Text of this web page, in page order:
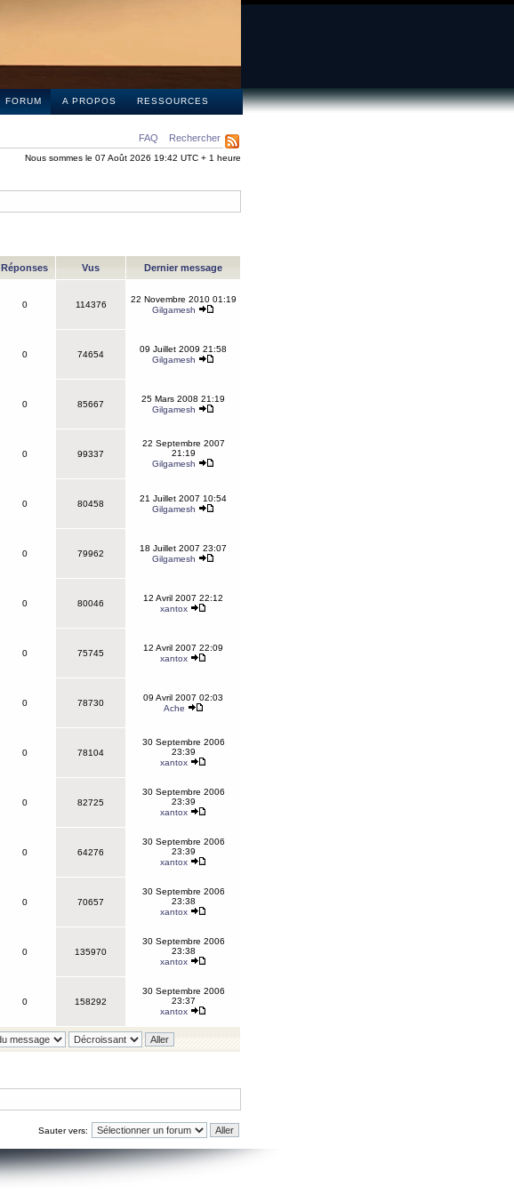
FORUM A PROPOS RESSOURCES
FAQ Rechercher
Nous sommes le 07 Août 2026 19:42 UTC + 1 heure
Réponses Vus Dernier message
0 114376
22 Novembre 2010 01:19
Gilgamesh
0 74654
09 Juillet 2009 21:58
Gilgamesh
0 85667
25 Mars 2008 21:19
Gilgamesh
0 99337
22 Septembre 2007
21:19
Gilgamesh
0 80458
21 Juillet 2007 10:54
Gilgamesh
0 79962
18 Juillet 2007 23:07
Gilgamesh
0 80046
12 Avril 2007 22:12
xantox
0 75745
12 Avril 2007 22:09
xantox
0 78730
09 Avril 2007 02:03
Ache
0 78104
30 Septembre 2006
23:39
xantox
0 82725
30 Septembre 2006
23:39
xantox
0 64276
30 Septembre 2006
23:39
xantox
0 70657
30 Septembre 2006
23:38
xantox
0 135970
30 Septembre 2006
23:38
xantox
0 158292
30 Septembre 2006
23:37
xantox
Sauter vers: